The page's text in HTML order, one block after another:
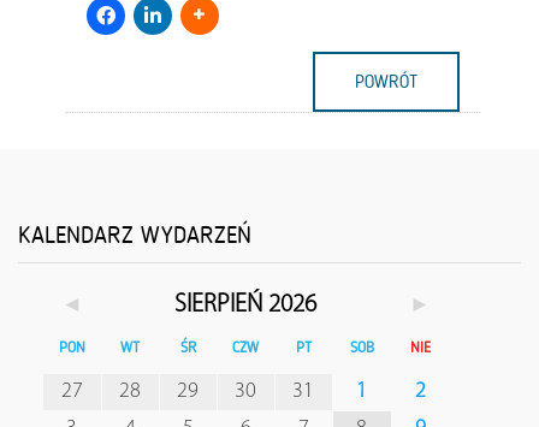
POWRÓT
KALENDARZ WYDARZEŃ
◄ SIERPIEŃ 2026 ►
PON WT ŚR CZW PT SOB NIE
27 28 29 30 31 1
2